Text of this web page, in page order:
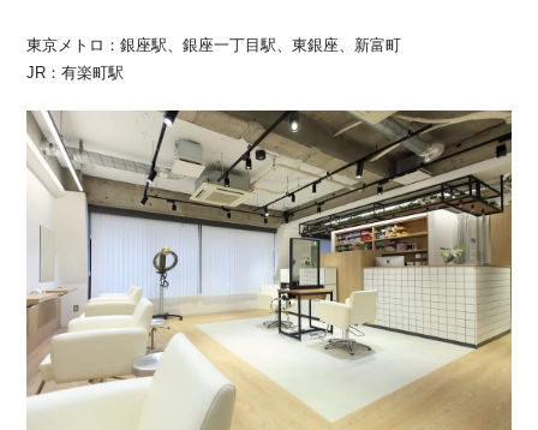
東京メトロ：銀座駅、銀座一丁目駅、東銀座、新富町
JR：有楽町駅